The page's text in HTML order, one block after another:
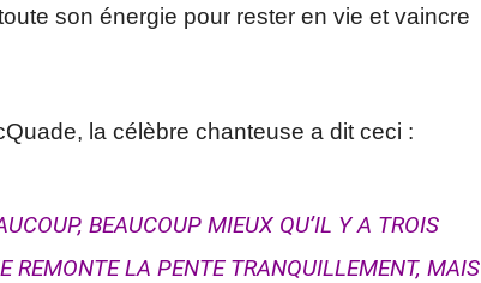
son énergie pour rester en vie et vaincre
la célèbre chanteuse a dit ceci :
BEAUCOUP MIEUX QU’IL Y A TROIS
REMONTE LA PENTE TRANQUILLEMENT, MAIS